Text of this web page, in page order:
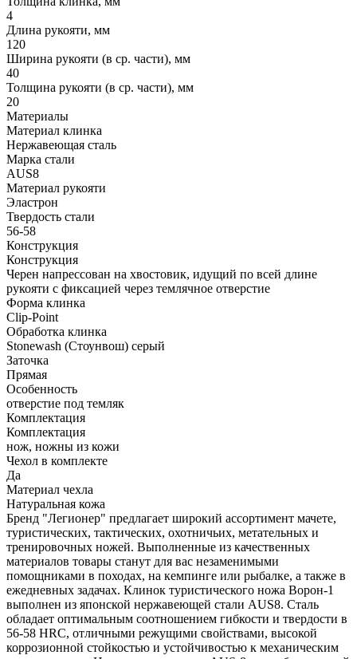
4
Длина рукояти, мм
120
Ширина рукояти (в ср. части), мм
40
Толщина рукояти (в ср. части), мм
20
Материалы
Материал клинка
Нержавеющая сталь
Марка стали
AUS8
Материал рукояти
Эластрон
Твердость стали
56-58
Конструкция
Конструкция
Черен напрессован на хвостовик, идущий по всей длине
рукояти с фиксацией через темлячное отверстие
Форма клинка
Clip-Point
Обработка клинка
Stonewash (Стоунвош) серый
Заточка
Прямая
Особенность
отверстие под темляк
Комплектация
Комплектация
нож, ножны из кожи
Чехол в комплекте
Да
Материал чехла
Натуральная кожа
Бренд "Легионер" предлагает широкий ассортимент мачете,
туристических, тактических, охотничьих, метательных и
тренировочных ножей. Выполненные из качественных
материалов товары станут для вас незаменимыми
помощниками в походах, на кемпинге или рыбалке, а также в
ежедневных задачах. Клинок туристического ножа Ворон-1
выполнен из японской нержавеющей стали AUS8. Сталь
обладает оптимальным соотношением гибкости и твердости в
56-58 HRC, отличными режущими свойствами, высокой
коррозионной стойкостью и устойчивостью к механическим